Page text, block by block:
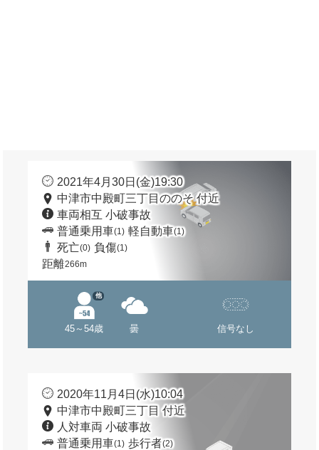
2021年4月30日(金)19:30
中津市中殿町三丁目ののそ 付近
車両相互 小破事故
普通乗用車(1) 軽自動車(1)
死亡(0) 負傷(1)
距離266m
45～54歳
他
曇 信号なし
2020年11月4日(水)10:04
中津市中殿町三丁目 付近
人対車両 小破事故
普通乗用車(1) 歩行者(2)